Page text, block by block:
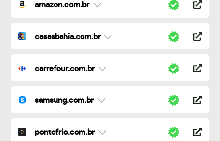
amazon.com.br
casasbahia.com.br
carrefour.com.br
samsung.com.br
pontofrio.com.br